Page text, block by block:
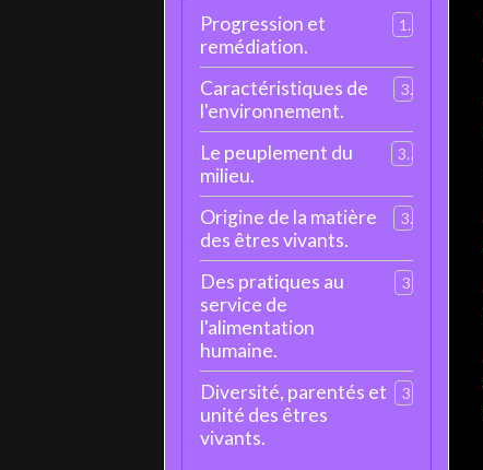
Progression et
remédiation.
1
Caractéristiques de
l'environnement.
3
Le peuplement du
milieu.
3
Origine de la matière
des êtres vivants.
3
Des pratiques au
service de
l'alimentation
humaine.
Diversité, parentés et
unité des êtres
vivants.